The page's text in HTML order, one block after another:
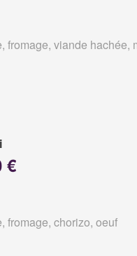
fromage, viande hachée,
€
fromage, chorizo, oeuf